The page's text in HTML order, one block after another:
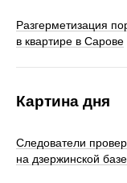
Разгерметизация
в квартире в Сарове
Картина дня
Следователи
на дзержинской